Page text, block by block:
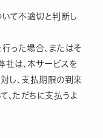
て不適切と判断し
った場合、またはそ
社は、本サービスを
し、支払期限の到来
、ただちに支払うよ